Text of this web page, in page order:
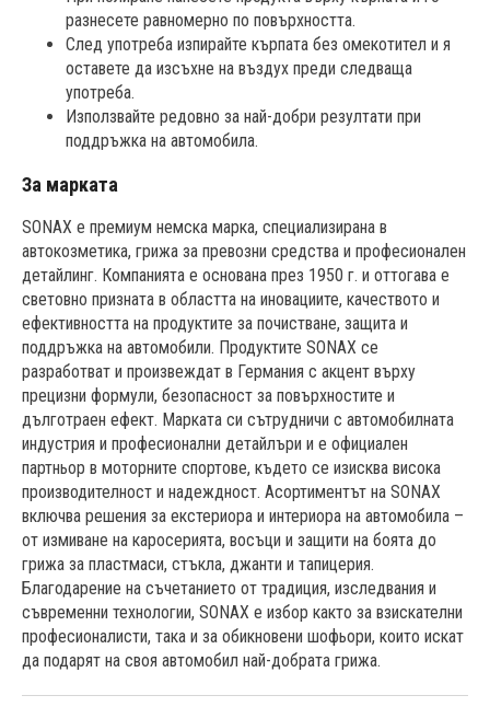
разнесете равномерно по повърхността.
След употреба изпирайте кърпата без омекотител и я
оставете да изсъхне на въздух преди следваща
употреба.
Използвайте редовно за най-добри резултати при
поддръжка на автомобила.
За марката
SONAX е премиум немска марка, специализирана в
автокозметика, грижа за превозни средства и професионален
детайлинг. Компанията е основана през 1950 г. и оттогава е
световно призната в областта на иновациите, качеството и
ефективността на продуктите за почистване, защита и
поддръжка на автомобили. Продуктите SONAX се
разработват и произвеждат в Германия с акцент върху
прецизни формули, безопасност за повърхностите и
дълготраен ефект. Марката си сътрудничи с автомобилната
индустрия и професионални детайлъри и е официален
партньор в моторните спортове, където се изисква висока
производителност и надеждност. Асортиментът на SONAX
включва решения за екстериора и интериора на автомобила –
от измиване на каросерията, восъци и защити на боята до
грижа за пластмаси, стъкла, джанти и тапицерия.
Благодарение на съчетанието от традиция, изследвания и
съвременни технологии, SONAX е избор както за взискателни
професионалисти, така и за обикновени шофьори, които искат
да подарят на своя автомобил най-добрата грижа.